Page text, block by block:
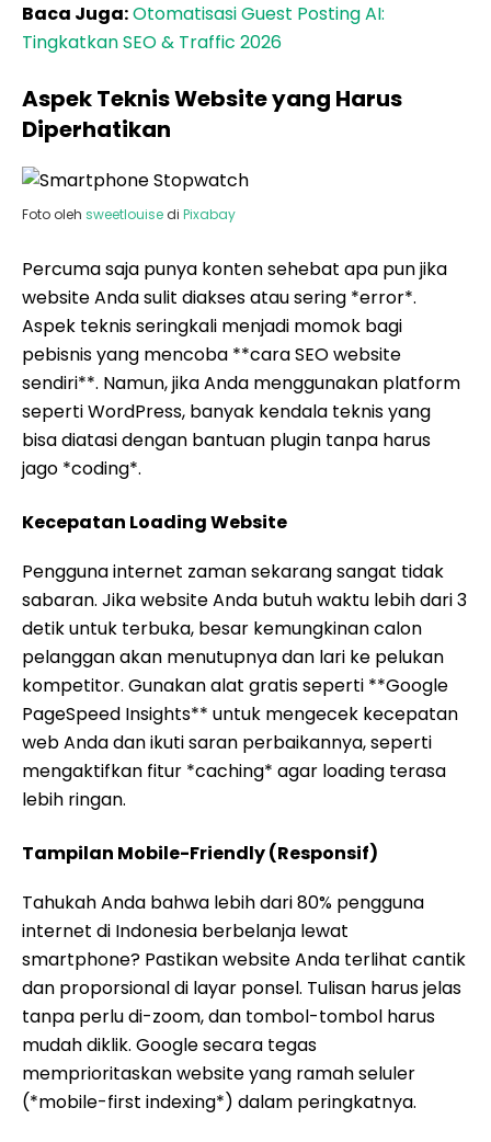
Baca Juga:Otomatisasi Guest Posting AI:
Tingkatkan SEO & Traffic 2026
Aspek Teknis Website yang Harus
Diperhatikan
Foto oleh sweetlouise di Pixabay
Percuma saja punya konten sehebat apa pun jika
website Anda sulit diakses atau sering *error*.
Aspek teknis seringkali menjadi momok bagi
pebisnis yang mencoba **cara SEO website
sendiri**. Namun, jika Anda menggunakan platform
seperti WordPress, banyak kendala teknis yang
bisa diatasi dengan bantuan plugin tanpa harus
jago *coding*.
Kecepatan Loading Website
Pengguna internet zaman sekarang sangat tidak
sabaran. Jika website Anda butuh waktu lebih dari 3
detik untuk terbuka, besar kemungkinan calon
pelanggan akan menutupnya dan lari ke pelukan
kompetitor. Gunakan alat gratis seperti **Google
PageSpeed Insights** untuk mengecek kecepatan
web Anda dan ikuti saran perbaikannya, seperti
mengaktifkan fitur *caching* agar loading terasa
lebih ringan.
Tampilan Mobile-Friendly (Responsif)
Tahukah Anda bahwa lebih dari 80% pengguna
internet di Indonesia berbelanja lewat
smartphone? Pastikan website Anda terlihat cantik
dan proporsional di layar ponsel. Tulisan harus jelas
tanpa perlu di-zoom, dan tombol-tombol harus
mudah diklik. Google secara tegas
memprioritaskan website yang ramah seluler
(*mobile-first indexing*) dalam peringkatnya.